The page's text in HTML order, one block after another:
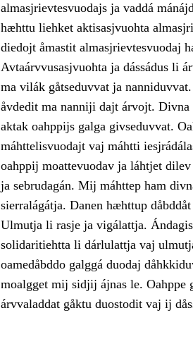
almasjrievtesvuodajs ja vaddá
hæhttu liehket aktisasjvuohta
diedojt åmastit almasjrievtesvuodaj
Avtaárvvusasjvuohta ja dássádus li
ma vilák gåtseduvvat ja
åvdedit ma nanniji dajt árvojt.
aktak oahppijs galga givseduvvat.
máhttelisvuodajt vaj máhtti
oahppij moattevuodav ja láhtjet
ja sebrudagán. Mij máhttep ham
sierralágátja. Danen hæhttup
Ulmutja li rasje ja vigálattja.
solidaritiehtta li dárlulattja vaj
oamedåbddo galggá duodaj
moalgget mij sidjij ájnas le. Oahppe
árvvaladdat gåktu duostodit vaj ij